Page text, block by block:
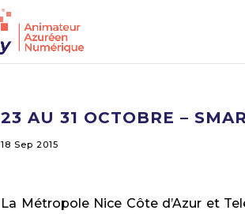
23 AU 31 OCTOBRE –
18 Sep 2015
La Métropole Nice Côte d’Azur et